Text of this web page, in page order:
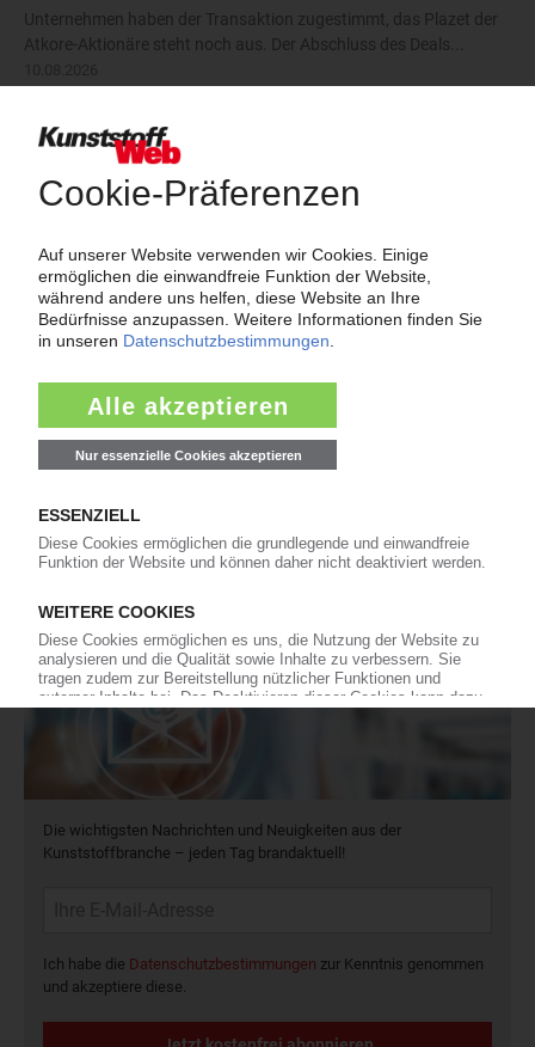
Unternehmen haben der Transaktion zugestimmt, das Plazet der
Atkore-Aktionäre steht noch aus. Der Abschluss des Deals...
mehr
Thema "Force Majeure"
Force Majeure in der Kunststoffindustrie
Fragen und Antworten: Was Kunst­stoff­verarbeiter wissen müssen,
wenn der Lieferant nicht mehr liefert – Informationen zum
Jetzt lesen
Newsletter
Die wichtigsten Nachrichten und Neuigkeiten aus der
Kunststoffbranche – jeden Tag brandaktuell!
Ich habe die Datenschutzbestimmungen zur Kenntnis genommen
und akzeptiere diese.